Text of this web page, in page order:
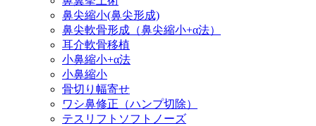
鼻尖縮小(鼻尖形成)
鼻尖軟骨形成（鼻尖縮小+α法）
耳介軟骨移植
小鼻縮小+α法
小鼻縮小
骨切り幅寄せ
ワシ鼻修正（ハンプ切除）
テスリフトソフトノーズ